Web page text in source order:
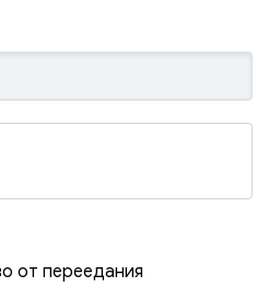
от переедания